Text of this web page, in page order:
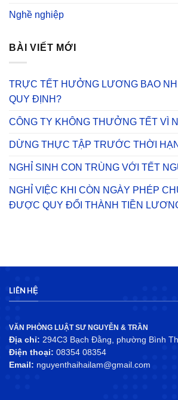
Nghề nghiệp
BÀI VIẾT MỚI
TRỰC TẾT HƯỞNG LƯƠNG BAO
QUY ĐỊNH?
CÔNG TY KHÔNG THƯỞNG TẾT VÌ
DỪNG THỰC TẬP TRƯỚC THỜI
NGHỈ SINH CON TRÙNG VỚI TẾT
NGHỈ VIỆC KHI CÒN NGÀY PHÉP
ĐƯỢC QUY ĐỔI THÀNH TIỀN
LIÊN HỆ
VĂN PHÒNG LUẬT SƯ NGUYỄN & TRẦN
Địa chỉ: 294C3 Bạch Đằng, phường Bình
Điện thoại: 08354 08354
Email: nguyenthaihailam@gmail.com